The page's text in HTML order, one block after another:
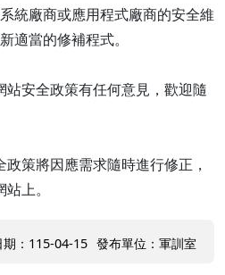
統廠商或應用程式廠商的安全維
適當的修補程式。
安全政策有任何意見，歡迎隨
策將因應需求隨時進行修正，
上。
期：115-04-15 發布單位：軍訓室